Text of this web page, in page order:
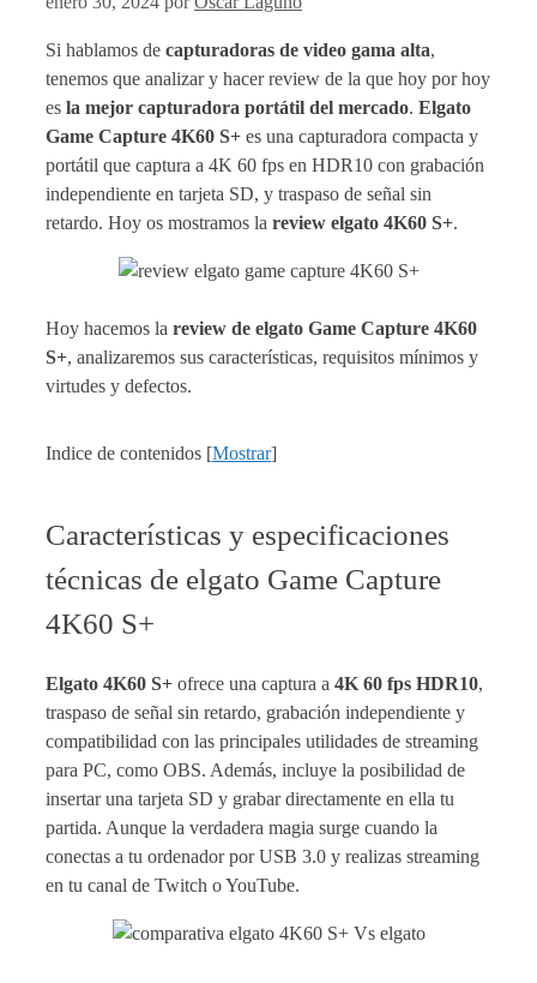
Si hablamos de capturadoras de video gama alta,
tenemos que analizar y hacer review de la que hoy por hoy
es la mejor capturadora portátil del mercado. Elgato
Game Capture 4K60 S+ es una capturadora compacta y
portátil que captura a 4K 60 fps en HDR10 con grabación
independiente en tarjeta SD, y traspaso de señal sin
retardo. Hoy os mostramos la review elgato 4K60 S+.
Hoy hacemos la review de elgato Game Capture 4K60
S+, analizaremos sus características, requisitos mínimos y
virtudes y defectos.
Indice de contenidos [Mostrar]
Características y especificaciones
técnicas de elgato Game Capture
4K60 S+
Elgato 4K60 S+ ofrece una captura a 4K 60 fps HDR10,
traspaso de señal sin retardo, grabación independiente y
compatibilidad con las principales utilidades de streaming
para PC, como OBS. Además, incluye la posibilidad de
insertar una tarjeta SD y grabar directamente en ella tu
partida. Aunque la verdadera magia surge cuando la
conectas a tu ordenador por USB 3.0 y realizas streaming
en tu canal de Twitch o YouTube.